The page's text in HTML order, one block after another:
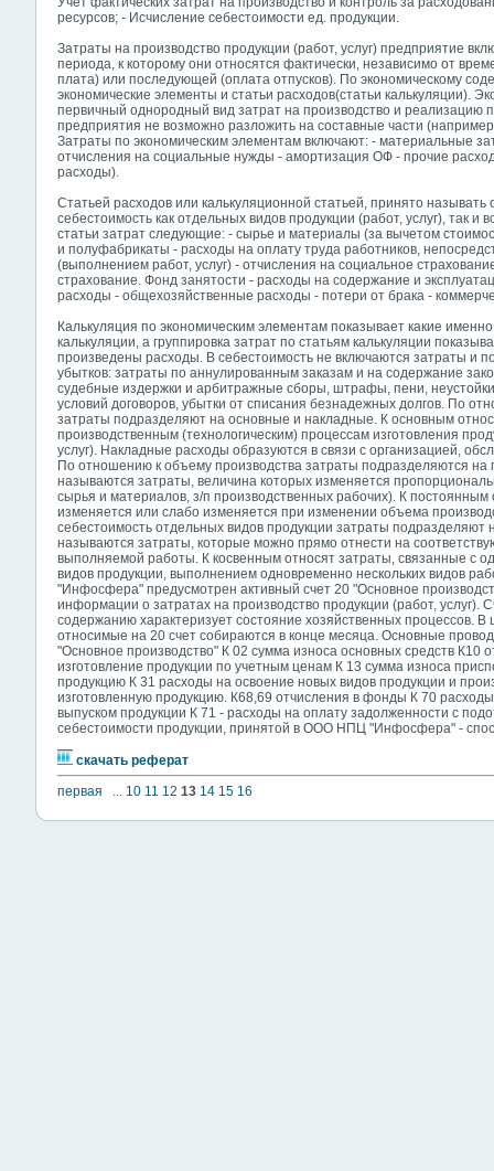
ресурсов; - Исчисление себестоимости ед. продукции.
Затраты на производство продукции (работ, услуг) предприятие
периода, к которому они относятся фактически, независимо от
плата) или последующей (оплата отпусков). По экономическому
экономические элементы и статьи расходов(статьи калькуляции).
первичный однородный вид затрат на производство и реализацию
предприятия не возможно разложить на составные части
Затраты по экономическим элементам включают: - материальные
отчисления на социальные нужды - амортизация ОФ - прочие
расходы).
Статьей расходов или калькуляционной статьей, принято
себестоимость как отдельных видов продукции (работ, услуг), так
статьи затрат следующие: - сырье и материалы (за вычетом
и полуфабрикаты - расходы на оплату труда работников,
(выполнением работ, услуг) - отчисления на социальное
страхование. Фонд занятости - расходы на содержание и
расходы - общехозяйственные расходы - потери от брака -
Калькуляция по экономическим элементам показывает какие
калькуляции, а группировка затрат по статьям калькуляции
произведены расходы. В себестоимость не включаются затраты и
убытков: затраты по аннулированным заказам и на содержание
судебные издержки и арбитражные сборы, штрафы, пени,
условий договоров, убытки от списания безнадежных долгов. По
затраты подразделяют на основные и накладные. К основным
производственным (технологическим) процессам изготовления
услуг). Накладные расходы образуются в связи с организацией,
По отношению к объему производства затраты подразделяются
называются затраты, величина которых изменяется
сырья и материалов, з/п производственных рабочих). К
изменяется или слабо изменяется при изменении объема
себестоимость отдельных видов продукции затраты
называются затраты, которые можно прямо отнести на
выполняемой работы. К косвенным относят затраты, связанные с
видов продукции, выполнением одновременно нескольких видов
"Инфосфера" предусмотрен активный счет 20 "Основное
информации о затратах на производство продукции (работ, услуг).
содержанию характеризует состояние хозяйственных процессов.
относимые на 20 счет собираются в конце месяца. Основные
"Основное производство" К 02 сумма износа основных средств К10
изготовление продукции по учетным ценам К 13 сумма износа
продукцию К 31 расходы на освоение новых видов продукции и
изготовленную продукцию. К68,69 отчисления в фонды К 70
выпуском продукции К 71 - расходы на оплату задолженности с
себестоимости продукции, принятой в ООО НПЦ "Инфосфера" -
скачать реферат
первая
... 10 11 12 13 14 15 16